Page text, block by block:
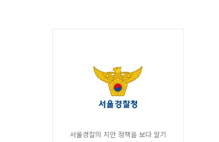
서울경찰의 치안 정책을 보다 알기